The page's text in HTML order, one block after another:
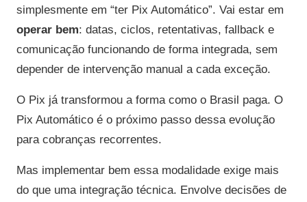
simplesmente em “ter Pix Automático”. Vai estar em
operar bem: datas, ciclos, retentativas, fallback e
comunicação funcionando de forma integrada, sem
depender de intervenção manual a cada exceção.
O Pix já transformou a forma como o Brasil paga. O
Pix Automático é o próximo passo dessa evolução
para cobranças recorrentes.
Mas implementar bem essa modalidade exige mais
do que uma integração técnica. Envolve decisões de